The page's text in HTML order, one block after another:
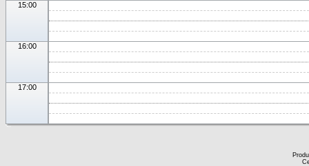
15:00
16:00
17:00